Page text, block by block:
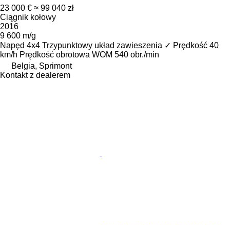
23 000 € ≈ 99 040 zł
Ciągnik kołowy
2016
9 600 m/g
Napęd 4x4 Trzypunktowy układ zawieszenia ✓ Prędkość 40
km/h Prędkość obrotowa WOM 540 obr./min
Belgia, Sprimont
Kontakt z dealerem